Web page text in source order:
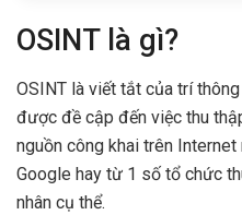
OSINT là gì?
OSINT là viết tắt của trí
được đề cập đến việc thu
nguồn công khai trên
Google hay từ 1 số tổ chức
nhân cụ thể.